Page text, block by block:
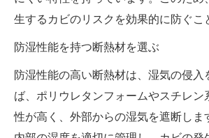
生するカビのリスクを効果的に防ぐこ
防湿性能を持つ断熱材を選ぶ
防湿性能の高い断熱材は、湿気の侵入
ば、ポリウレタンフォームやスチレン
性が高く、外部からの湿気を遮断しま